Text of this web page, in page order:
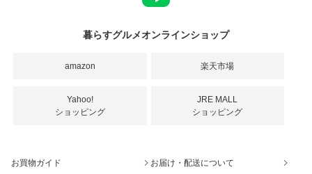
暮らすグルメオンラインショップ
amazon 楽天市場
Yahoo!
ショッピング
JRE MALL
ショッピング
お買物ガイド お届け・配送について